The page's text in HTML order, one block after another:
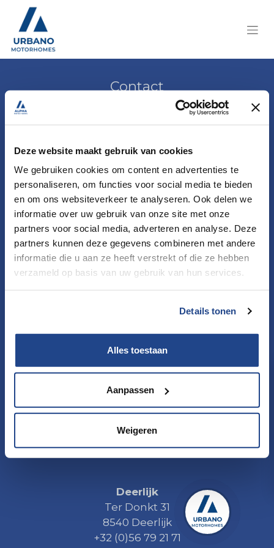
Deze website maakt gebruik van cookies
We gebruiken cookies om content en advertenties te
personaliseren, om functies voor social media te bieden
en om ons websiteverkeer te analyseren. Ook delen we
informatie over uw gebruik van onze site met onze
partners voor social media, adverteren en analyse. Deze
partners kunnen deze gegevens combineren met andere
informatie die u aan ze heeft verstrekt of die ze hebben
verzameld op basis van uw gebruik van hun services.
Details tonen
Alles toestaan
Aanpassen
Weigeren
Contact
Temse
Kapelanielaan 1
9140 Temse
+32 (0)3 771 18 35
Oostende
Torhoutsesteenweg 575
+32 (0)59 55 40 00
Namur
Rue Roger Marchal 9
5380 Fernelmont
+32 (0)81 23 46 40
Deerlijk
Ter Donkt 31
8540 Deerlijk
+32 (0)56 79 21 71